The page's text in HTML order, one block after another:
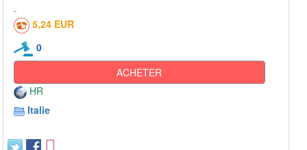
5,24 EUR
0
ACHETER
HR
Italie